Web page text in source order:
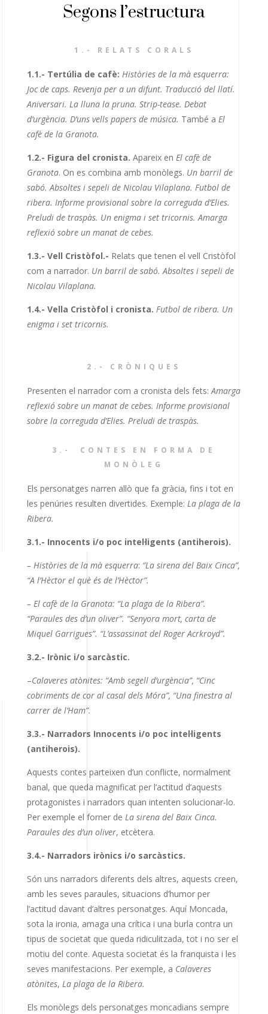
Segons l’estructura
1.- RELATS CORALS
1.1.- Tertúlia de cafè: Històries de la mà esquerra:
Joc de caps. Revenja per a un difunt. Traducció del llatí.
Aniversari. La lluna la pruna. Strip-tease. Debat
d’urgència. D’uns vells papers de música. També a El
cafè de la Granota.
1.2.- Figura del cronista. Apareix en El cafè de
Granota. On es combina amb monòlegs. Un barril de
sabó. Absoltes i sepeli de Nicolau Vilaplana. Futbol de
ribera. Informe provisional sobre la correguda d’Elies.
Preludi de traspàs. Un enigma i set tricornis. Amarga
reflexió sobre un manat de cebes.
1.3.- Vell Cristòfol.- Relats que tenen el vell Cristòfol
com a narrador. Un barril de sabó. Absoltes i sepeli de
Nicolau Vilaplana.
1.4.- Vella Cristòfol i cronista. Futbol de ribera. Un
enigma i set tricornis.
2.- CRÒNIQUES
Presenten el narrador com a cronista dels fets: Amarga
reflexió sobre un manat de cebes. Informe provisional
sobre la correguda d’Elies. Preludi de traspàs.
3.- CONTES EN FORMA DE
MONÒLEG
Els personatges narren allò que fa gràcia, fins i tot en
les penúries resulten divertides. Exemple: La plaga de la
Ribera.
3.1.- Innocents i/o poc intel·ligents (antiherois).
– Històries de la mà esquerra: “La sirena del Baix Cinca”,
“A l’Hèctor el què és de l’Hèctor”.
– El cafè de la Granota: “La plaga de la Ribera”.
“Paraules des d’un oliver”. “Senyora mort, carta de
Miquel Garrigues”. “L’assassinat del Roger Acrkroyd”.
3.2.- Irònic i/o sarcàstic.
–Calaveres atònites: “Amb segell d’urgència”, “Cinc
cobriments de cor al casal dels Móra”, “Una finestra al
carrer de l’Ham”.
3.3.- Narradors Innocents i/o poc intel·ligents
(antiherois).
Aquests contes parteixen d’un conflicte, normalment
banal, que queda magnificat per l’actitud d’aquests
protagonistes i narradors quan intenten solucionar-lo.
Per exemple el forner de La sirena del Baix Cinca.
Paraules des d’un oliver, etcètera.
3.4.- Narradors irònics i/o sarcàstics.
Són uns narradors diferents dels altres, aquests creen,
amb les seves paraules, situacions d’humor per
l’actitud davant d’altres personatges. Aquí Moncada,
sota la ironia, amaga una crítica i una burla contra un
tipus de societat que queda ridiculitzada, tot i no ser el
motiu del conte. Aquesta societat és la franquista i les
seves manifestacions. Per exemple, a Calaveres
atònites, La plaga de la Ribera.
Els monòlegs dels personatges moncadians sempre